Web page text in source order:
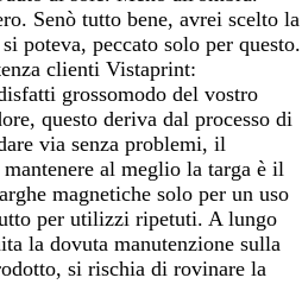
Senò tutto bene, avrei scelto la
poteva, peccato solo per questo.
clienti Vistaprint:
grossomodo del vostro
questo deriva dal processo di
via senza problemi, il
al meglio la targa è il
magnetiche solo per un uso
per utilizzi ripetuti. A lungo
la dovuta manutenzione sulla
si rischia di rovinare la